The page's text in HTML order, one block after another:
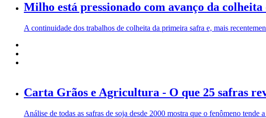
Milho está pressionado com avanço da colheita
A continuidade dos trabalhos de colheita da primeira safra e, mais
Carta Grãos e Agricultura - O que 25 safras
Análise de todas as safras de soja desde 2000 mostra que o fenômeno